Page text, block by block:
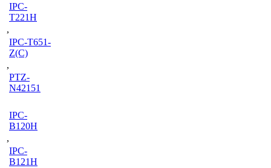
IPC-
T221H
,
IPC-T651-
Z(C)
,
PTZ-
N42151
IPC-
B120H
,
IPC-
B121H